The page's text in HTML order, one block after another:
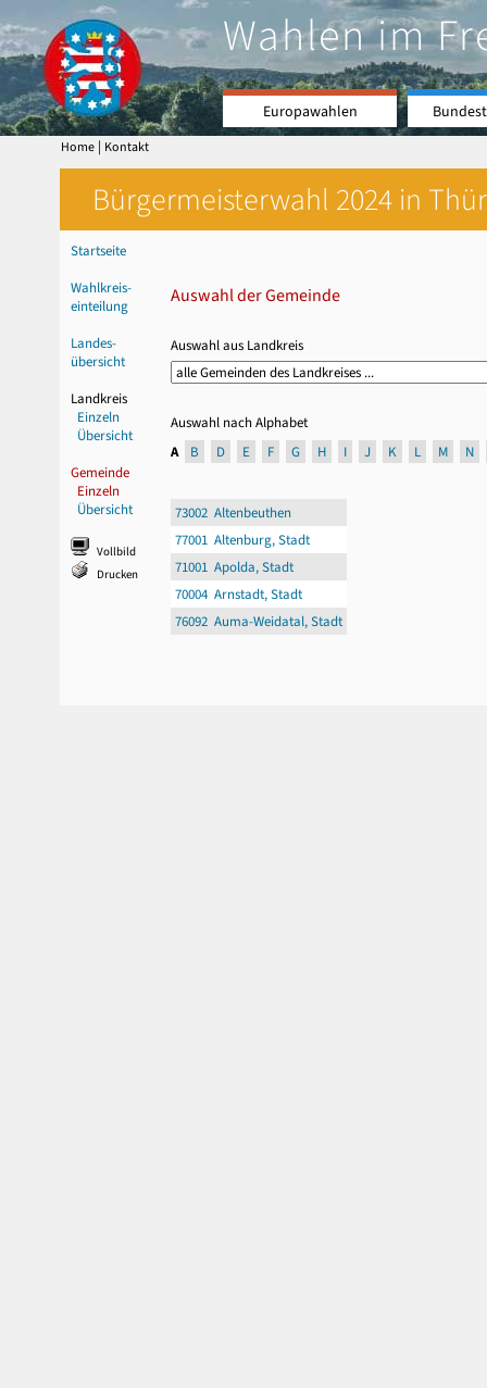
Wahlen im
Europawahlen
Home | Kontakt
Bürgermeisterwahl 2024 in
Startseite
Wahlkreis-
einteilung
Landes-
übersicht
Landkreis
Einzeln
Übersicht
Gemeinde
Einzeln
Übersicht
Vollbild
Drucken
Auswahl der Gemeinde
Auswahl aus Landkreis
Auswahl nach Alphabet
A
B D E F G H I J K L M N
73002 Altenbeuthen
77001 Altenburg, Stadt
71001 Apolda, Stadt
70004 Arnstadt, Stadt
76092 Auma-Weidatal, Stadt